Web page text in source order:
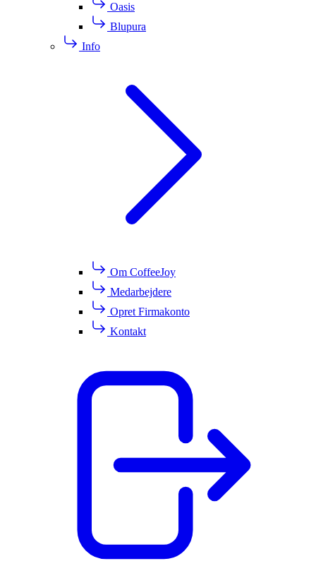
Oasis
Blupura
Info
Om CoffeeJoy
Medarbejdere
Opret Firmakonto
Kontakt